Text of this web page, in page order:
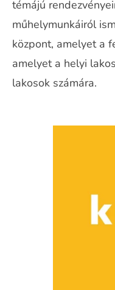
témájú
műhelymunkáiról
központ, amelyet a
amelyet a helyi
lakosok számára.